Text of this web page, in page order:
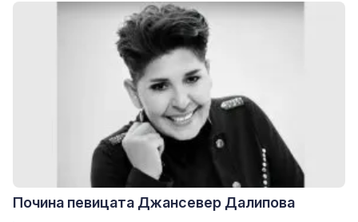
Почина певицата Джансевер Далипова